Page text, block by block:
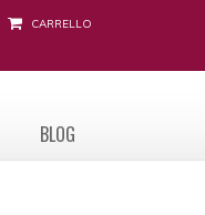
CARRELLO
BLOG